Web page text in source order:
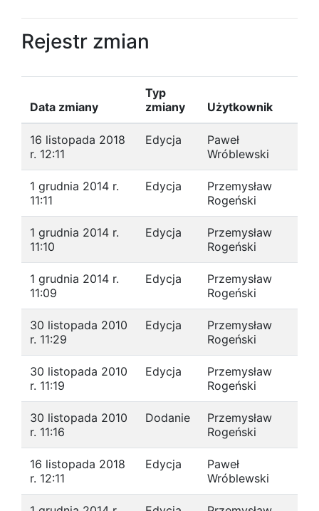
Rejestr zmian
Data zmiany
Typ
zmiany
Użytkownik
16 listopada 2018
r. 12:11
Edycja
Paweł
Wróblewski
1 grudnia 2014 r.
11:11
Edycja
Przemysław
Rogeński
1 grudnia 2014 r.
11:10
Edycja
Przemysław
Rogeński
1 grudnia 2014 r.
11:09
Edycja
Przemysław
Rogeński
30 listopada 2010
r. 11:29
Edycja
Przemysław
Rogeński
30 listopada 2010
r. 11:19
Edycja
Przemysław
Rogeński
30 listopada 2010
r. 11:16
Dodanie
Przemysław
Rogeński
16 listopada 2018
r. 12:11
Edycja
Paweł
Wróblewski